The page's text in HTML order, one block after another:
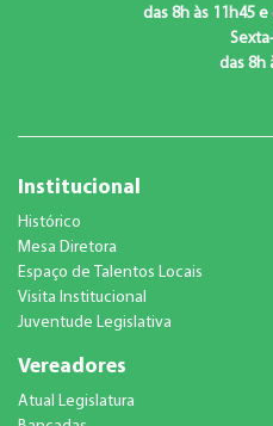
das 8h às 11h45 e
das 8h
Institucional
Histórico
Mesa Diretora
Espaço de Talentos Locais
Visita Institucional
Juventude Legislativa
Vereadores
Atual Legislatura